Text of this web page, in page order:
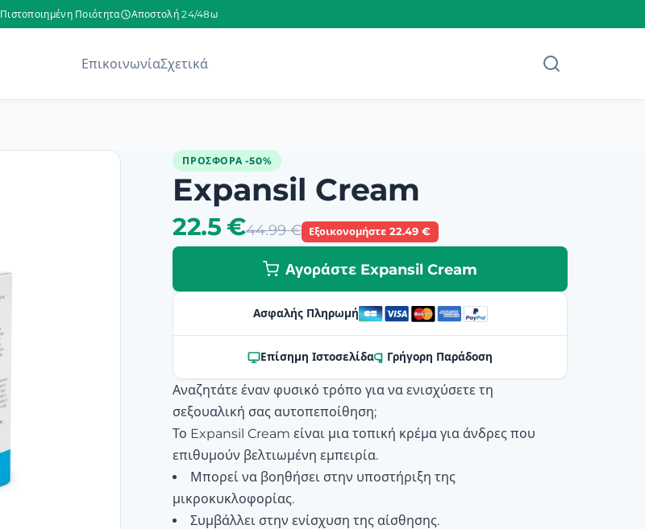
Πιστοποιημένη Ποιότητα Αποστολή 24/48ω
ΕπικοινωνίαΣχετικά
ΠΡΟΣΦΟΡΆ -50%
Expansil Cream
22.5 €44.99 € Εξοικονομήστε 22.49 €
Αγοράστε Expansil Cream
Ασφαλής Πληρωμή
Επίσημη Ιστοσελίδα Γρήγορη Παράδοση
Αναζητάτε έναν φυσικό τρόπο για να ενισχύσετε τη
σεξουαλική σας αυτοπεποίθηση;
Το Expansil Cream είναι μια τοπική κρέμα για άνδρες που
επιθυμούν βελτιωμένη εμπειρία.
Μπορεί να βοηθήσει στην υποστήριξη της
μικροκυκλοφορίας.
Συμβάλλει στην ενίσχυση της αίσθησης.